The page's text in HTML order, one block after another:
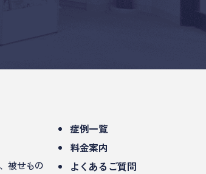
被せもの
症例一覧
料金案内
よくあるご質問